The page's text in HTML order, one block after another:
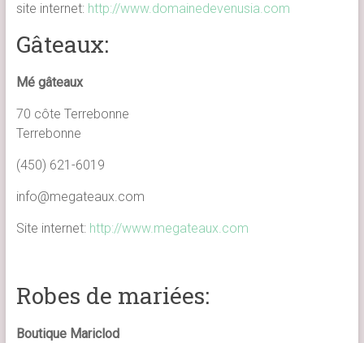
site internet: http://www.domainedevenusia.com
Gâteaux:
Mé gâteaux
70 côte Terrebonne
Terrebonne
(450) 621-6019
info@megateaux.com
Site internet: http://www.megateaux.com
Robes de mariées:
Boutique Mariclod